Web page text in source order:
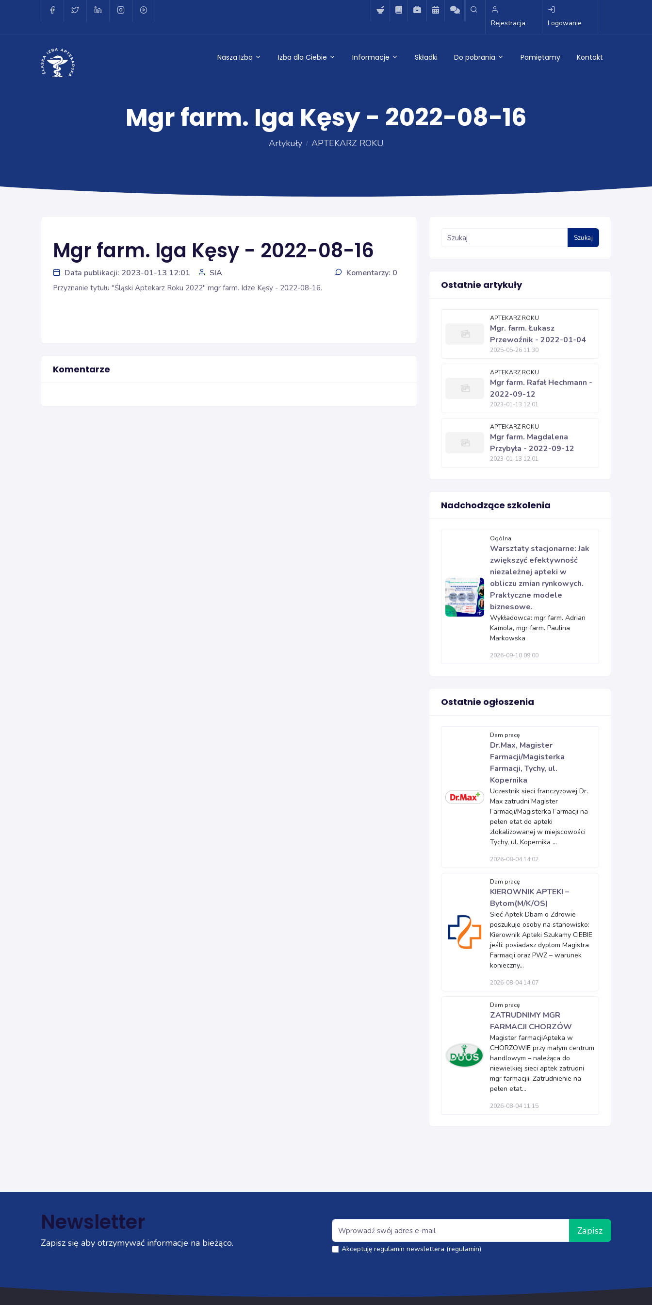
Rejestracja Logowanie
Nasza Izba Izba dla Ciebie Informacje Składki Do pobrania Pamiętamy Kontakt
Mgr farm. Iga Kęsy - 2022-08-16
Artykuły APTEKARZ ROKU
Mgr farm. Iga Kęsy - 2022-08-16
Data publikacji: 2023-01-13 12:01 SIA Komentarzy: 0
Przyznanie tytułu "Śląski Aptekarz Roku 2022" mgr farm. Idze Kęsy - 2022-08-16.
Komentarze
Szukaj
Ostatnie artykuły
APTEKARZ ROKU
Mgr. farm. Łukasz
Przewoźnik - 2022-01-04
2025-05-26 11:30
APTEKARZ ROKU
Mgr farm. Rafał Hechmann -
2022-09-12
2023-01-13 12:01
APTEKARZ ROKU
Mgr farm. Magdalena
Przybyła - 2022-09-12
2023-01-13 12:01
Nadchodzące szkolenia
Ogólna
Warsztaty stacjonarne: Jak
zwiększyć efektywność
niezależnej apteki w
obliczu zmian rynkowych.
Praktyczne modele
biznesowe.
Wykładowca: mgr farm. Adrian
Kamola, mgr farm. Paulina
Markowska
2026-09-10 09:00
Ostatnie ogłoszenia
Dam pracę
Dr.Max, Magister
Farmacji/Magisterka
Farmacji, Tychy, ul.
Kopernika
Uczestnik sieci franczyzowej Dr.
Max zatrudni Magister
Farmacji/Magisterka Farmacji na
pełen etat do apteki
zlokalizowanej w miejscowości
Tychy, ul. Kopernika ...
2026-08-04 14:02
Dam pracę
KIEROWNIK APTEKI –
Bytom(M/K/OS)
Sieć Aptek Dbam o Zdrowie
poszukuje osoby na stanowisko:
Kierownik Apteki Szukamy CIEBIE
jeśli: posiadasz dyplom Magistra
Farmacji oraz PWZ – warunek
konieczny...
2026-08-04 14:07
Dam pracę
ZATRUDNIMY MGR
FARMACJI CHORZÓW
Magister farmacjiApteka w
CHORZOWIE przy małym centrum
handlowym – należąca do
niewielkiej sieci aptek zatrudni
mgr farmacjii. Zatrudnienie na
pełen etat...
2026-08-04 11:15
Newsletter
Zapisz się aby otrzymywać informacje na bieżąco.
Zapisz
Akceptuję regulamin newslettera (regulamin)